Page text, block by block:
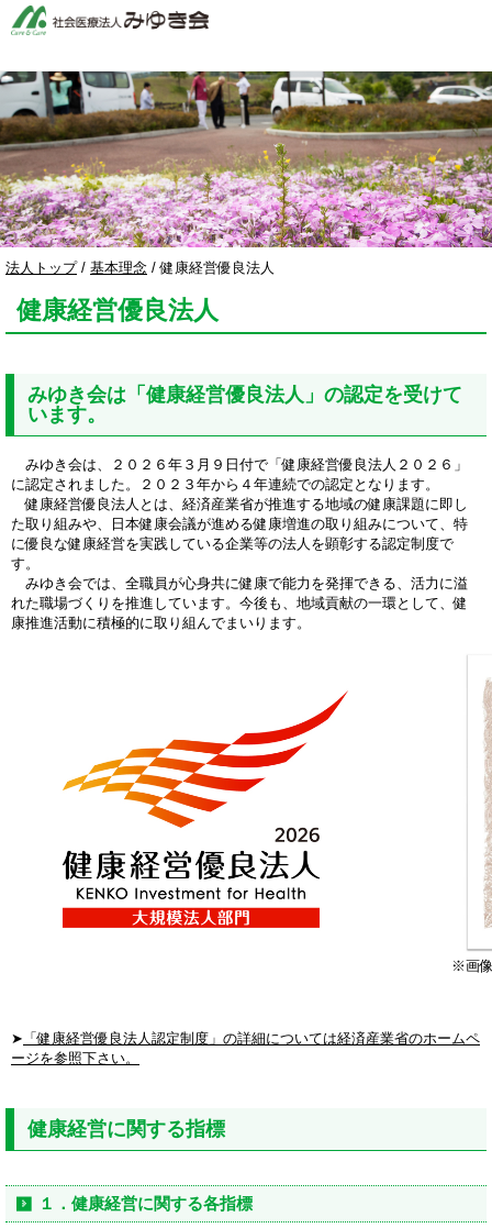
このページの本文へ
現
の
法人トップ/ 基本理念 /健康経営優良法人
健康経営優良法人
みゆき会は「健康経営優良法人」の認定を受けて
います。
みゆき会は、２０２６年３月９日付で「健康経営優良法人２０２６」
に認定されました。２０２３年から４年連続での認定となります。
健康経営優良法人とは、経済産業省が推進する地域の健康課題に即し
た取り組みや、日本健康会議が進める健康増進の取り組みについて、特
に優良な健康経営を実践している企業等の法人を顕彰する認定制度で
す。
みゆき会では、全職員が心身共に健康で能力を発揮できる、活力に溢
れた職場づくりを推進しています。今後も、地域貢献の一環として、健
康推進活動に積極的に取り組んでまいります。
※画
➤ 「健康経営優良法人認定制度」の詳細については経済産業省のホームペ
ージを参照下さい。
健康経営に関する指標
１．健康経営に関する各指標